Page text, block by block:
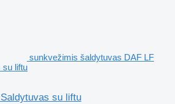
sunkvežimis šaldytuvas DAF LF
su liftu
su liftu